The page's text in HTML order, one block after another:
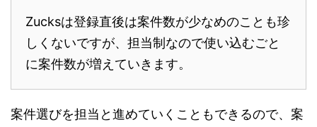
Zucksは登録直後は案件数が少なめのことも珍
しくないですが、担当制なので使い込むごと
に案件数が増えていきます。
案件選びを担当と進めていくこともできるので、案